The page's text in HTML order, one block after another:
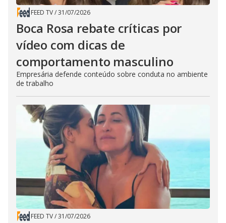
FEED TV/31/07/2026
Boca Rosa rebate críticas por
vídeo com dicas de
comportamento masculino
Empresária defende conteúdo sobre conduta no ambiente
de trabalho
FEED TV/31/07/2026